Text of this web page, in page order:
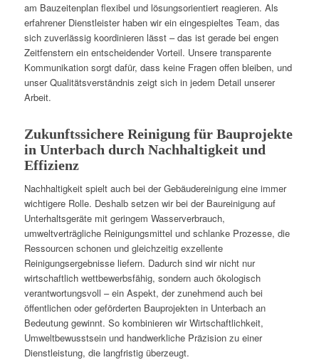
am Bauzeitenplan flexibel und lösungsorientiert reagieren. Als
erfahrener Dienstleister haben wir ein eingespieltes Team, das
sich zuverlässig koordinieren lässt – das ist gerade bei engen
Zeitfenstern ein entscheidender Vorteil. Unsere transparente
Kommunikation sorgt dafür, dass keine Fragen offen bleiben, und
unser Qualitätsverständnis zeigt sich in jedem Detail unserer
Arbeit.
Zukunftssichere Reinigung für Bauprojekte
in Unterbach durch Nachhaltigkeit und
Effizienz
Nachhaltigkeit spielt auch bei der Gebäudereinigung eine immer
wichtigere Rolle. Deshalb setzen wir bei der Baureinigung auf
Unterhaltsgeräte mit geringem Wasserverbrauch,
umweltverträgliche Reinigungsmittel und schlanke Prozesse, die
Ressourcen schonen und gleichzeitig exzellente
Reinigungsergebnisse liefern. Dadurch sind wir nicht nur
wirtschaftlich wettbewerbsfähig, sondern auch ökologisch
verantwortungsvoll – ein Aspekt, der zunehmend auch bei
öffentlichen oder geförderten Bauprojekten in Unterbach an
Bedeutung gewinnt. So kombinieren wir Wirtschaftlichkeit,
Umweltbewusstsein und handwerkliche Präzision zu einer
Dienstleistung, die langfristig überzeugt.